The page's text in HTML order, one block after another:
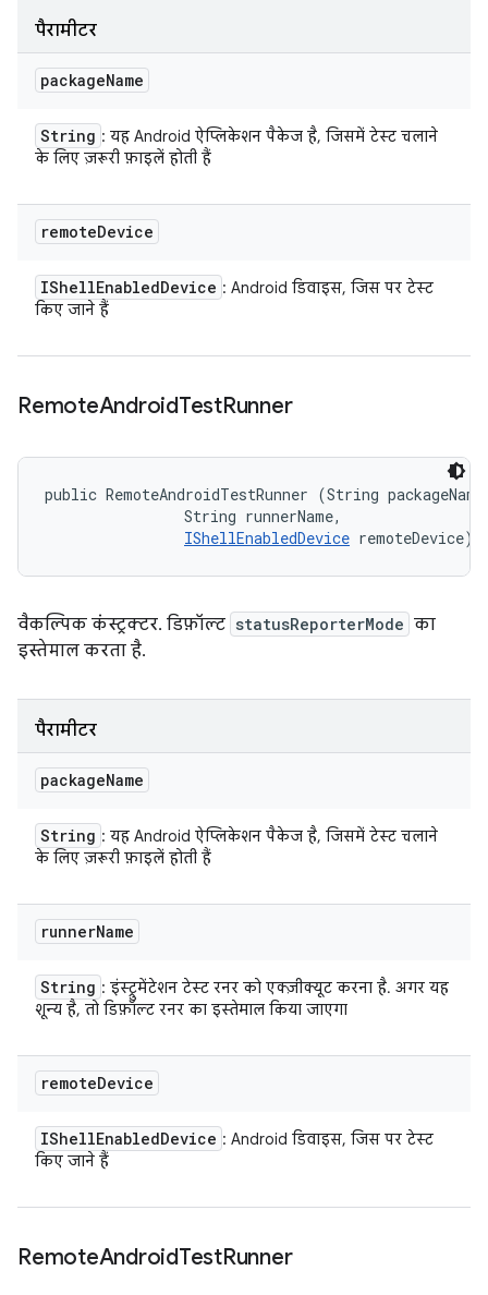
पैरामीटर
packageName
String : यह Android ऐप्लिकेशन पैकेज है, जिसमें टेस्ट चलाने
के लिए ज़रूरी फ़ाइलें होती हैं
remoteDevice
IShellEnabledDevice : Android डिवाइस, जिस पर टेस्ट
किए जाने हैं
RemoteAndroidTestRunner
public RemoteAndroidTestRunner (String
                String runnerName,
IShellEnabledDevice remoteDevice)
वैकल्पिक कंस्ट्रक्टर. डिफ़ॉल्ट statusReporterMode का
इस्तेमाल करता है.
पैरामीटर
packageName
String : यह Android ऐप्लिकेशन पैकेज है, जिसमें टेस्ट चलाने
के लिए ज़रूरी फ़ाइलें होती हैं
runnerName
String : इंस्ट्रुमेंटेशन टेस्ट रनर को एक्ज़ीक्यूट करना है. अगर यह
शून्य है, तो डिफ़ॉल्ट रनर का इस्तेमाल किया जाएगा
remoteDevice
IShellEnabledDevice : Android डिवाइस, जिस पर टेस्ट
किए जाने हैं
RemoteAndroidTestRunner